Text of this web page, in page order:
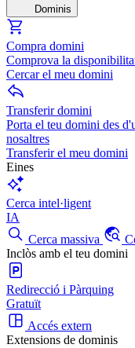
Dominis
Compra domini
Comprova la
Cercar el meu domini
Transferir domini
Porta el teu domini des
nosaltres
Transferir el meu domini
Eines
Cerca intel·ligent
IA
Cerca massiva
Inclòs amb el teu domini
Redirecció i Pàrquing
Gratuït
Accés extern
Extensions de dominis